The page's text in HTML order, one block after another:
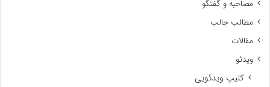
مجله روانشناسی و اجتماعی
مجله سریال و تلویزیون
مجله سینمایی
معرفی فیلم